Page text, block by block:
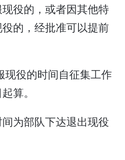
役的，或者因其他特
的，经批准可以提前
现役的时间自征集工作
算。
为部队下达退出现役